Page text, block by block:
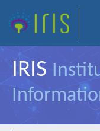
IRIS